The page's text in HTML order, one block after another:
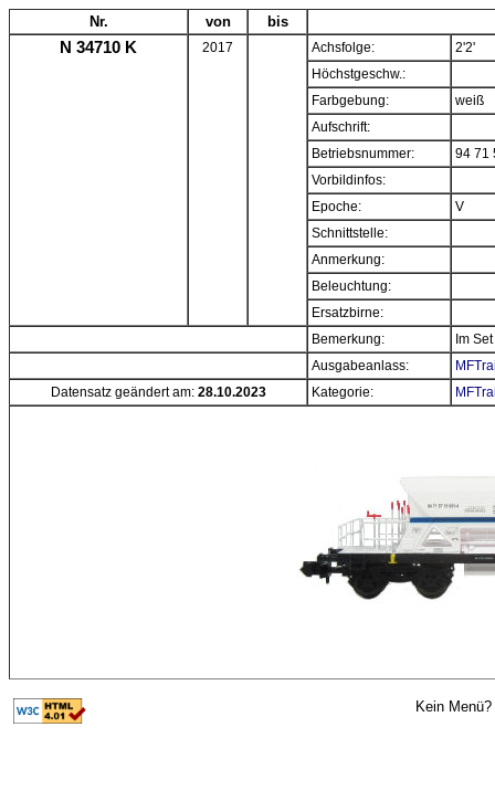
Nr. von bis
N 34710 K 2017 Achsfolge:
2'2'
Höchstgeschw.:
Farbgebung:
weiß
Aufschrift:
Betriebsnummer:
94 71
Vorbildinfos:
Epoche:
V
Schnittstelle:
Anmerkung:
Beleuchtung:
Ersatzbirne:
Bemerkung:
Im
Ausgabeanlass:
Datensatz geändert am: 28.10.2023 Kategorie:
Kein